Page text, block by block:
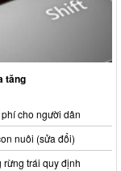
tăng
cho người dân
nuôi (sửa đổi)
rừng trái quy định